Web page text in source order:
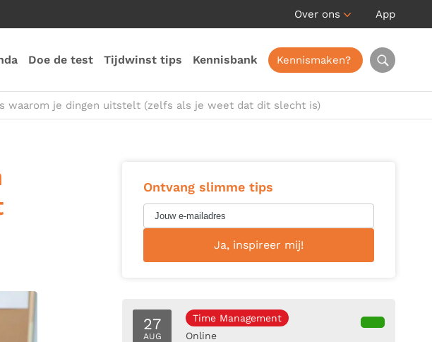
Over ons App
Doe de test Tijdwinst tips Kennisbank Kennismaken?
waarom je dingen uitstelt (zelfs als je weet dat dit slecht is)
Ontvang slimme tips
27
AUG
Time Management
Online